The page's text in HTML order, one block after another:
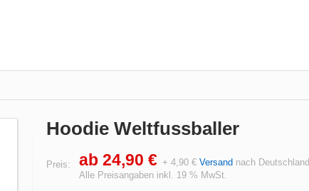
Hoodie Weltfussballer
Preis: ab 24,90 € + 4,90 € Versand nach Deutschland
Alle Preisangaben inkl. 19 % MwSt.